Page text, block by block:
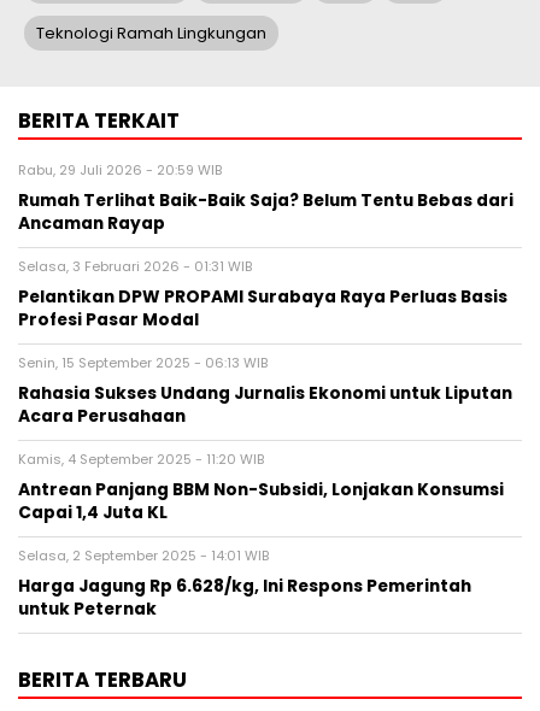
Teknologi Ramah Lingkungan
BERITA TERKAIT
Rabu, 29 Juli 2026 - 20:59 WIB
Rumah Terlihat Baik-Baik Saja? Belum Tentu Bebas dari
Ancaman Rayap
Selasa, 3 Februari 2026 - 01:31 WIB
Pelantikan DPW PROPAMI Surabaya Raya Perluas Basis
Profesi Pasar Modal
Senin, 15 September 2025 - 06:13 WIB
Rahasia Sukses Undang Jurnalis Ekonomi untuk Liputan
Acara Perusahaan
Kamis, 4 September 2025 - 11:20 WIB
Antrean Panjang BBM Non-Subsidi, Lonjakan Konsumsi
Capai 1,4 Juta KL
Selasa, 2 September 2025 - 14:01 WIB
Harga Jagung Rp 6.628/kg, Ini Respons Pemerintah
untuk Peternak
BERITA TERBARU